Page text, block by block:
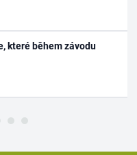
které během závodu